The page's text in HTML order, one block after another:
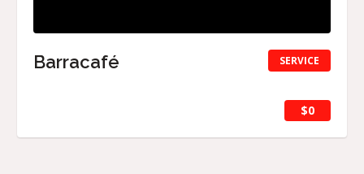
SERVICE
Barracafé
$0